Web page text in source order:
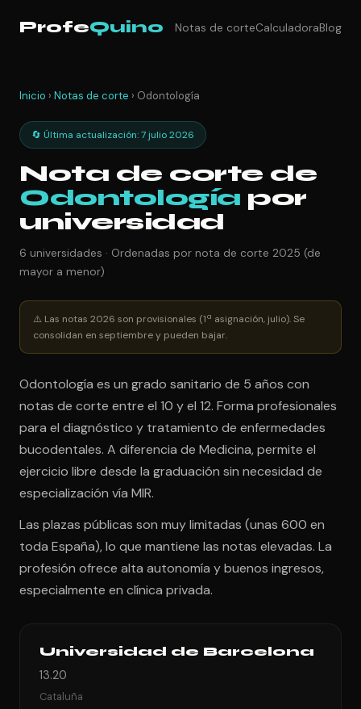
ProfeQuino Notas de corteCalculadoraBlog
Inicio › Notas de corte › Odontología
🔄 Última actualización: 7 julio 2026
Nota de corte de
Odontología por
universidad
6 universidades · Ordenadas por nota de corte 2025 (de
mayor a menor)
⚠️ Las notas 2026 son provisionales (1ª asignación, julio). Se
consolidan en septiembre y pueden bajar.
Odontología es un grado sanitario de 5 años con
notas de corte entre el 10 y el 12. Forma profesionales
para el diagnóstico y tratamiento de enfermedades
bucodentales. A diferencia de Medicina, permite el
ejercicio libre desde la graduación sin necesidad de
especialización vía MIR.
Las plazas públicas son muy limitadas (unas 600 en
toda España), lo que mantiene las notas elevadas. La
profesión ofrece alta autonomía y buenos ingresos,
especialmente en clínica privada.
Universidad de Barcelona
13.20
Cataluña